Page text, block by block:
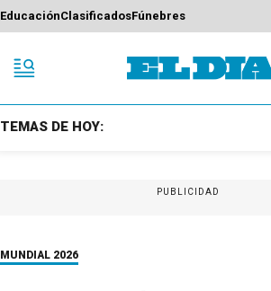
EducaciónClasificadosFúnebres
TEMAS DE HOY:
PUBLICIDAD
MUNDIAL 2026